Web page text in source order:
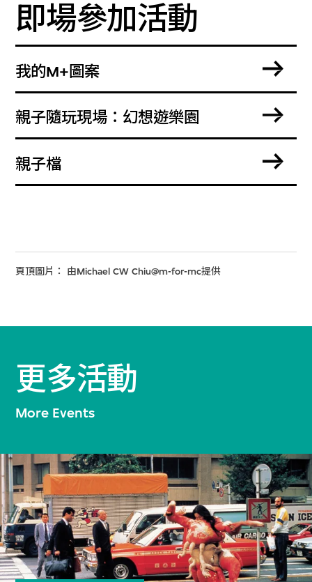
即場參加活動
我的M+圖案
親子隨玩現場：幻想遊樂園
親子檔
頁頂圖片： 由Michael CW Chiu@m-for-mc提供
更多活動
More Events